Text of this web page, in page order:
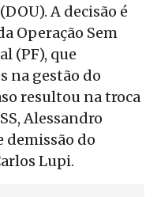
A decisão é
Operação Sem
(PF), que
na gestão do
resultou na troca
Alessandro
demissão do
Lupi.